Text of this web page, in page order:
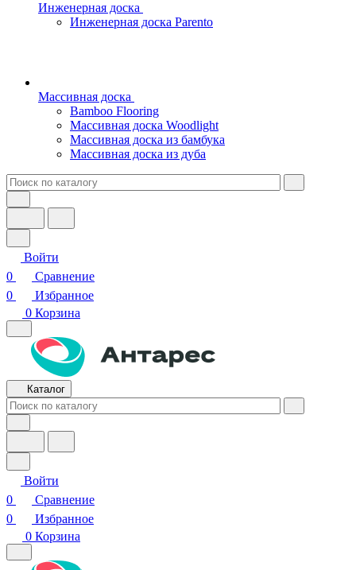
Инженерная доска
Инженерная доска Parento
Массивная доска
Bamboo Flooring
Массивная доска Woodlight
Массивная доска из бамбука
Массивная доска из дуба
Войти
0
Сравнение
0
Избранное
0 Корзина
Каталог
Войти
0
Сравнение
0
Избранное
0 Корзина